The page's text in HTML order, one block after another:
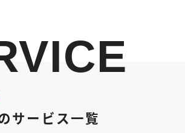
サービス一覧